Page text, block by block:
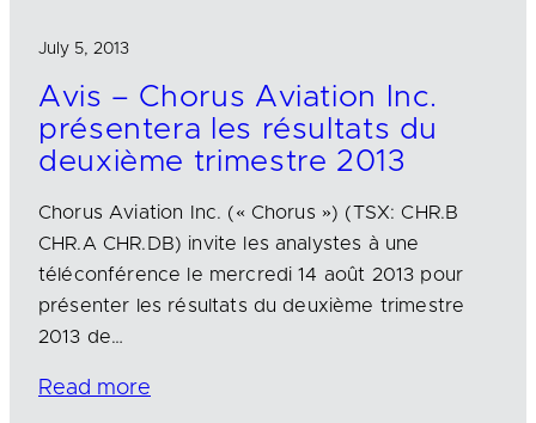
July 5, 2013
Avis – Chorus Aviation Inc.
présentera les résultats du
deuxième trimestre 2013
Chorus Aviation Inc. (« Chorus ») (TSX: CHR.B
CHR.A CHR.DB) invite les analystes à une
téléconférence le mercredi 14 août 2013 pour
présenter les résultats du deuxième trimestre
2013 de…
Read more